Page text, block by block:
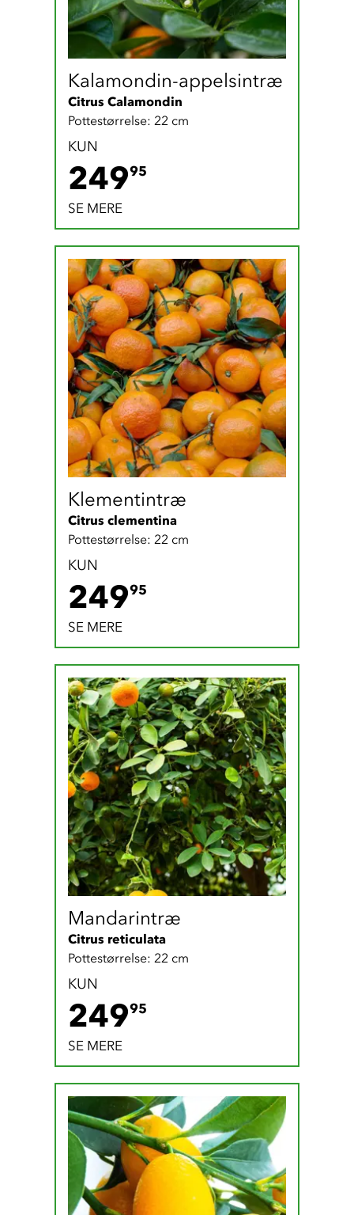
Kalamondin-appelsintræ
Citrus Calamondin
Pottestørrelse: 22 cm
KUN
24995
SE MERE
Klementintræ
Citrus clementina
Pottestørrelse: 22 cm
KUN
24995
SE MERE
Mandarintræ
Citrus reticulata
Pottestørrelse: 22 cm
KUN
24995
SE MERE